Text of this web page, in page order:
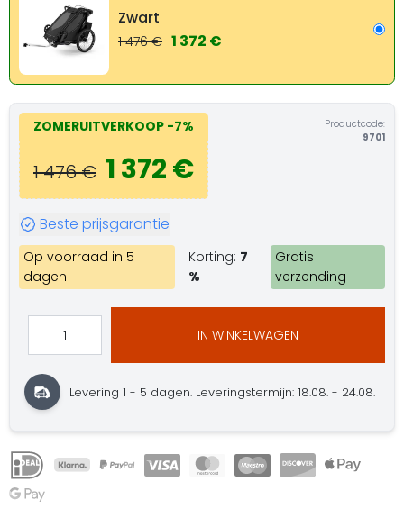
Zwart
1 476 € 1 372 €
ZOMERUITVERKOOP -7%
1 476 € 1 372 €
Productcode:
9701
Beste prijsgarantie
Op voorraad in 5
dagen
Korting: 7
%
Gratis
verzending
IN WINKELWAGEN
Levering 1 - 5 dagen. Leveringstermijn: 18.08. - 24.08.